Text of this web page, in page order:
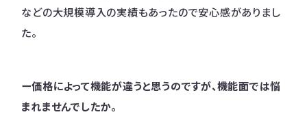
などの大規模導入の実績もあったので安心感がありまし
た。
ー価格によって機能が違うと思うのですが、機能面では悩
まれませんでしたか。